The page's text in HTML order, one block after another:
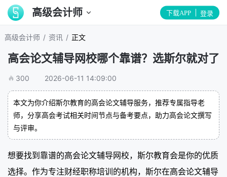
高级会计师 下载APP 登录
高级会计师 / 资讯 / 正文
高会论文辅导网校哪个靠谱？选斯尔就对了
300 2026-06-11 14:09:00
本文为你介绍斯尔教育的高会论文辅导服务，推荐专属指导老
师，分享高会考试相关时间节点与备考要点，助力高会论文撰写
与评审。
想要找到靠谱的高会论文辅导网校，斯尔教育会是你的优质
选择。作为专注财经职称培训的机构，斯尔在高会论文辅导